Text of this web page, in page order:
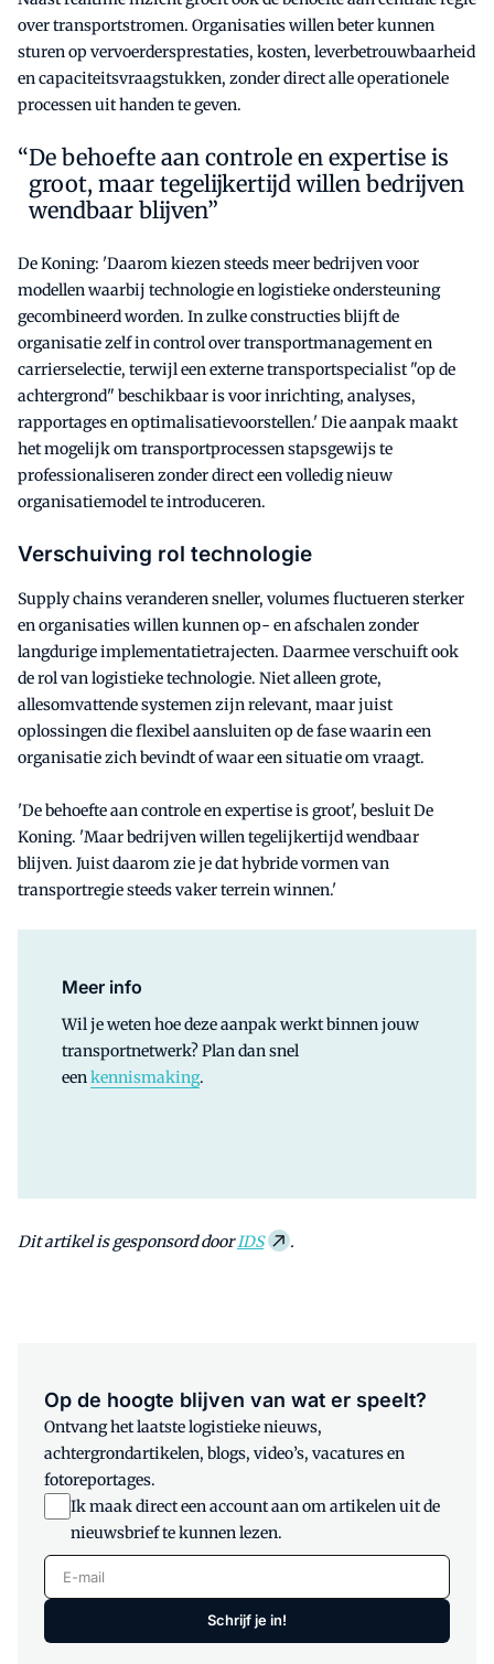
over transportstromen. Organisaties willen beter kunnen
sturen op vervoerdersprestaties, kosten, leverbetrouwbaarheid
en capaciteitsvraagstukken, zonder direct alle operationele
processen uit handen te geven.
De behoefte aan controle en expertise is
groot, maar tegelijkertijd willen bedrijven
wendbaar blijven”
De Koning: 'Daarom kiezen steeds meer bedrijven voor
modellen waarbij technologie en logistieke ondersteuning
gecombineerd worden. In zulke constructies blijft de
organisatie zelf in control over transportmanagement en
carrierselectie, terwijl een externe transportspecialist "op de
achtergrond" beschikbaar is voor inrichting, analyses,
rapportages en optimalisatievoorstellen.' Die aanpak maakt
het mogelijk om transportprocessen stapsgewijs te
professionaliseren zonder direct een volledig nieuw
organisatiemodel te introduceren.
Verschuiving rol technologie
Supply chains veranderen sneller, volumes fluctueren sterker
en organisaties willen kunnen op- en afschalen zonder
langdurige implementatietrajecten. Daarmee verschuift ook
de rol van logistieke technologie. Niet alleen grote,
allesomvattende systemen zijn relevant, maar juist
oplossingen die flexibel aansluiten op de fase waarin een
organisatie zich bevindt of waar een situatie om vraagt.
'De behoefte aan controle en expertise is groot', besluit De
Koning. 'Maar bedrijven willen tegelijkertijd wendbaar
blijven. Juist daarom zie je dat hybride vormen van
transportregie steeds vaker terrein winnen.'
Meer info
Wil je weten hoe deze aanpak werkt binnen jouw
transportnetwerk? Plan dan snel
eenkennismaking.
Dit artikel is gesponsord doorIDS .
Op de hoogte blijven van wat er speelt?
Ontvang het laatste logistieke nieuws,
achtergrondartikelen, blogs, video’s, vacatures en
fotoreportages.
Ik maak direct een account aan om artikelen uit de
nieuwsbrief te kunnen lezen.
E-mail
Schrijf je in!